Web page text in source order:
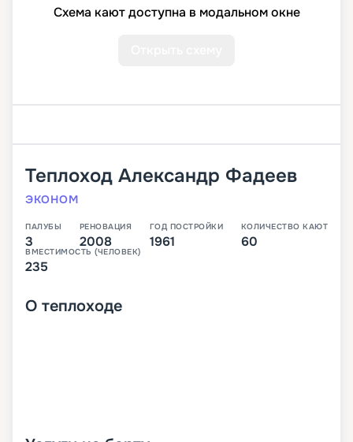
Схема кают доступна в модальном окне
Теплоход Александр Фадеев
ЭКОНОМ
ПАЛУБЫ
3
РЕНОВАЦИЯ
2008
ГОД ПОСТРОЙКИ
1961
КОЛИЧЕСТВО КАЮТ
60
ВМЕСТИМОСТЬ (ЧЕЛОВЕК)
235
О теплоходе